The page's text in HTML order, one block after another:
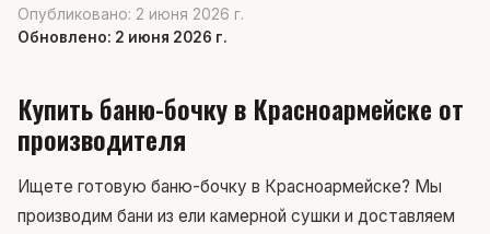
Опубликовано: 2 июня 2026 г.
Обновлено: 2 июня 2026 г.
Купить баню-бочку в Красноармейске от
производителя
Ищете готовую баню-бочку в Красноармейске? Мы
производим бани из ели камерной сушки и доставляем